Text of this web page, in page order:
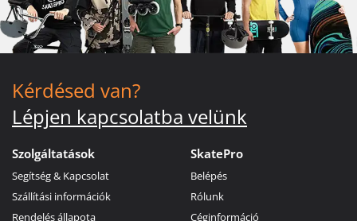
Kérdésed van?
Lépjen kapcsolatba velünk
Szolgáltatások
Segítség & Kapcsolat
Szállítási információk
Rendelés állapota
SkatePro
Belépés
Rólunk
Céginformáció